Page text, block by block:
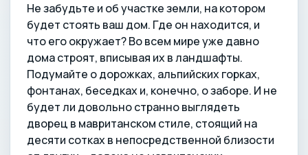
Не забудьте и об участке земли, на котором
будет стоять ваш дом. Где он находится, и
что его окружает? Во всем мире уже давно
дома строят, вписывая их в ландшафты.
Подумайте о дорожках, альпийских горках,
фонтанах, беседках и, конечно, о заборе. И не
будет ли довольно странно выглядеть
дворец в мавританском стиле, стоящий на
десяти сотках в непосредственной близости